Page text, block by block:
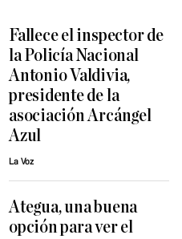
Fallece el inspector de
la Policía Nacional
Antonio Valdivia,
presidente de la
asociación Arcángel
Azul
La Voz
Ategua, una buena
opción para ver el